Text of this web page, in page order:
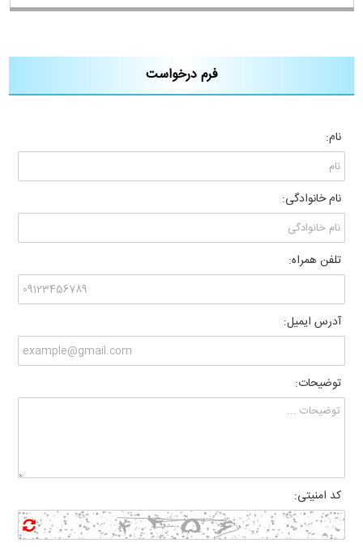
فرم درخواست
نام:
نام خانوادگی:
تلفن همراه:
آدرس ایمیل:
توضیحات:
کد امنیتی: